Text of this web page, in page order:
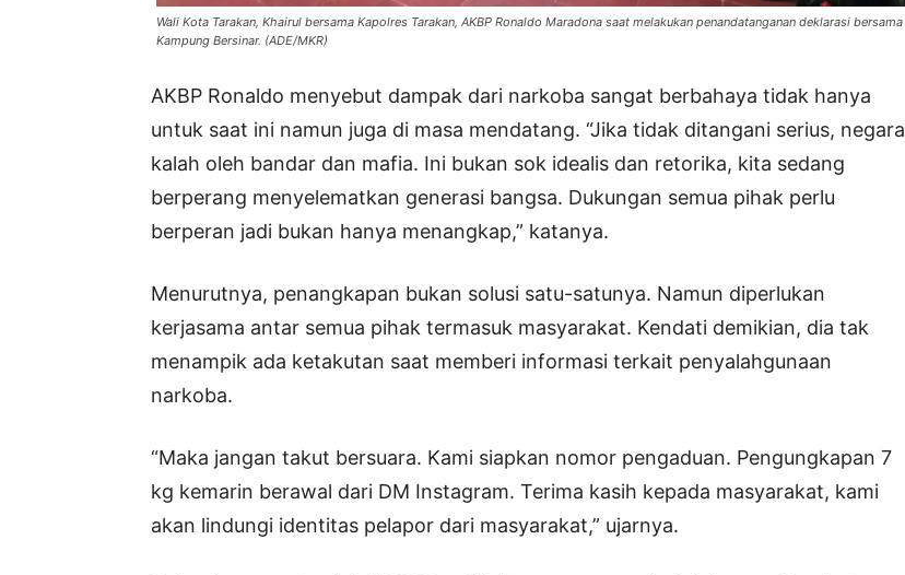
Wali Kota Tarakan, Khairul bersama Kapolres Tarakan, AKBP Ronaldo Maradona saat melakukan penandatanganan deklarasi bersama
Kampung Bersinar. (ADE/MKR)
AKBP Ronaldo menyebut dampak dari narkoba sangat berbahaya tidak hanya
untuk saat ini namun juga di masa mendatang. “Jika tidak ditangani serius, negara
kalah oleh bandar dan mafia. Ini bukan sok idealis dan retorika, kita sedang
berperang menyelematkan generasi bangsa. Dukungan semua pihak perlu
berperan jadi bukan hanya menangkap,” katanya.
Menurutnya, penangkapan bukan solusi satu-satunya. Namun diperlukan
kerjasama antar semua pihak termasuk masyarakat. Kendati demikian, dia tak
menampik ada ketakutan saat memberi informasi terkait penyalahgunaan
narkoba.
“Maka jangan takut bersuara. Kami siapkan nomor pengaduan. Pengungkapan 7
kg kemarin berawal dari DM Instagram. Terima kasih kepada masyarakat, kami
akan lindungi identitas pelapor dari masyarakat,” ujarnya.